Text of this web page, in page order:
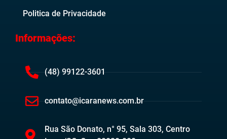
Politica de Privacidade
Informações:
(48) 99122-3601
contato@icaranews.com.br
Rua São Donato, n° 95, Sala 303, Centro